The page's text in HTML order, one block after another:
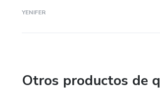
YENIFER
Otros productos de